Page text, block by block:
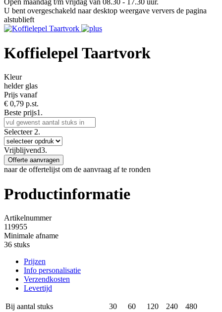
Open maandag t/m vrijdag van 08.30 - 17.30 uur.
U bent overgeschakeld naar desktop weergave ververs de pagina
alstublieft
Koffielepel Taartvork
Kleur
helder glas
Prijs vanaf
€ 0,79 p.st.
Beste prijs1.
Selecteer 2.
Vrijblijvend3.
Offerte aanvragen
naar de offertelijst om de aanvraag af te ronden
Productinformatie
Artikelnummer
119955
Minimale afname
36 stuks
Prijzen
Info personalisatie
Verzendkosten
Levertijd
Bij aantal stuks 30 60 120 240
480